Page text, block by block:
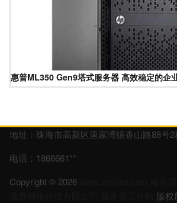
惠普ML350 Gen9塔式服务器 高效稳定的企
地址：珠海市高新区唐家湾镇香山路88号2
电话：1866661**
Copyright © 2026
版权